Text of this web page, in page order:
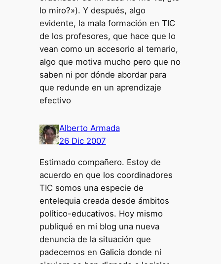
lo miro?»). Y después, algo
evidente, la mala formación en TIC
de los profesores, que hace que lo
vean como un accesorio al temario,
algo que motiva mucho pero que no
saben ni por dónde abordar para
que redunde en un aprendizaje
efectivo
Alberto Armada
26 Dic 2007
Estimado compañero. Estoy de
acuerdo en que los coordinadores
TIC somos una especie de
entelequia creada desde ámbitos
político-educativos. Hoy mismo
publiqué en mi blog una nueva
denuncia de la situación que
padecemos en Galicia donde ni